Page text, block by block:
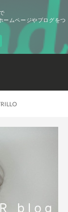
ームページやブログをつ